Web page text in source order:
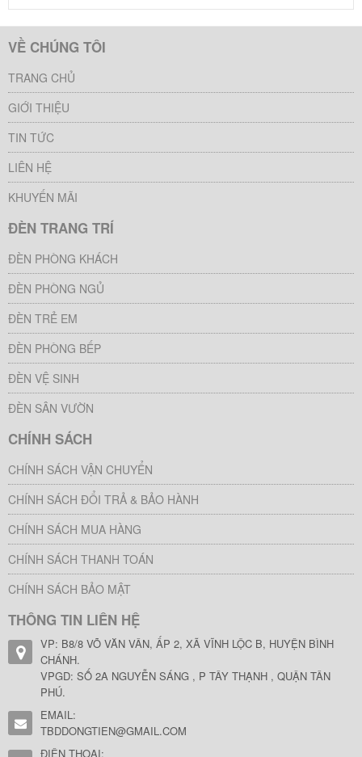
VỀ CHÚNG TÔI
TRANG CHỦ
GIỚI THIỆU
TIN TỨC
LIÊN HỆ
KHUYẾN MÃI
ĐÈN TRANG TRÍ
ĐÈN PHÒNG KHÁCH
ĐÈN PHÒNG NGỦ
ĐÈN TRẺ EM
ĐÈN PHÒNG BẾP
ĐÈN VỆ SINH
ĐÈN SÂN VƯỜN
CHÍNH SÁCH
CHÍNH SÁCH VẬN CHUYỂN
CHÍNH SÁCH ĐỔI TRẢ & BẢO HÀNH
CHÍNH SÁCH MUA HÀNG
CHÍNH SÁCH THANH TOÁN
CHÍNH SÁCH BẢO MẬT
THÔNG TIN LIÊN HỆ
VP: B8/8 VÕ VĂN VÂN, ẤP 2, XÃ VĨNH LỘC B, HUYỆN BÌNH
CHÁNH.
VPGD: SỐ 2A NGUYỄN SÁNG , P TÂY THẠNH , QUẬN TÂN
PHÚ.
EMAIL:
TBDDONGTIEN@GMAIL.COM
ĐIỆN THOẠI: